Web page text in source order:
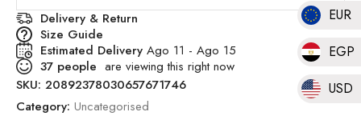
EUR
EGP
USD
Delivery & Return
Size Guide
Estimated Delivery Ago 11 - Ago 15
37 people are viewing this right now
SKU: 20892378030657671746
Category: Uncategorised